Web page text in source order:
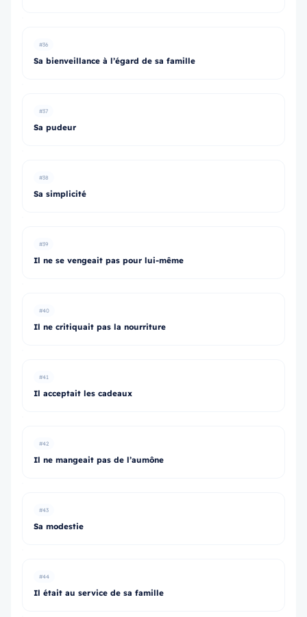
#36
Sa bienveillance à l’égard de sa famille
#37
Sa pudeur
#38
Sa simplicité
#39
Il ne se vengeait pas pour lui-même
#40
Il ne critiquait pas la nourriture
#41
Il acceptait les cadeaux
#42
Il ne mangeait pas de l’aumône
#43
Sa modestie
#44
Il était au service de sa famille